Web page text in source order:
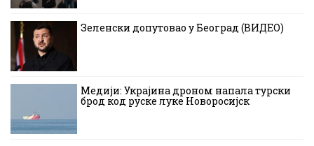
Зеленски допутовао у Београд (ВИДЕО)
Медији: Украјина дроном напала турски
брод код руске луке Новоросијск